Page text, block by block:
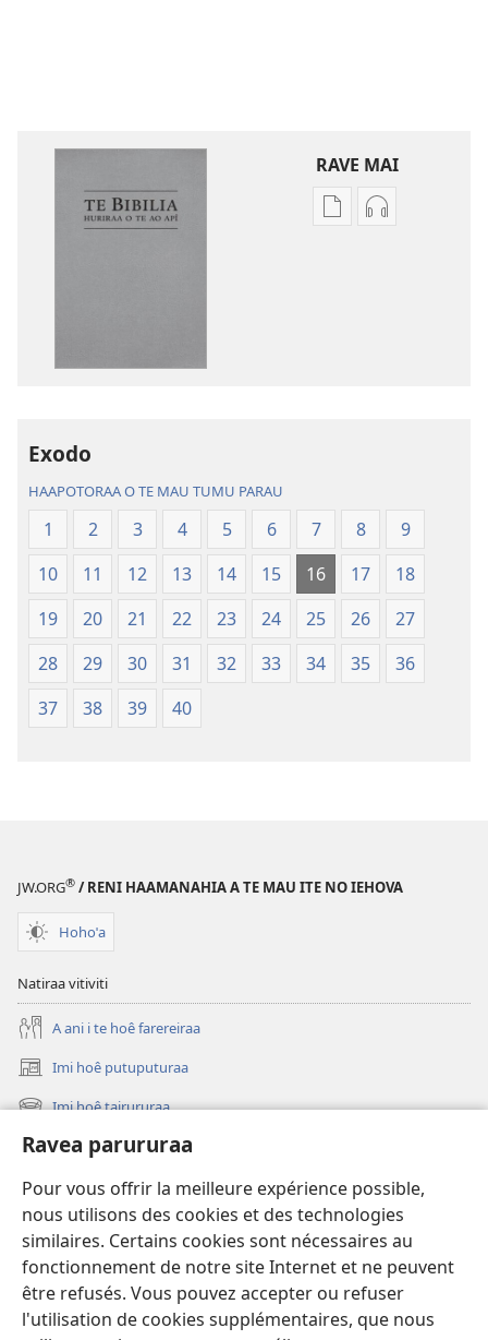
Ravea parururaa
Pour vous offrir la meilleure expérience possible,
nous utilisons des cookies et des technologies
similaires. Certains cookies sont nécessaires au
fonctionnement de notre site Internet et ne peuvent
être refusés. Vous pouvez accepter ou refuser
l'utilisation de cookies supplémentaires, que nous
RAVE MAI
No
o
ao
apî
No
Te
Bibilia,
Huriraa
ao
apî
Exodo
HAAPOTORAA O TE MAU TUMU PARAU
1 2 3 4 5 6 7 8
9
10
11 12 13 14 15 16 17
18
19
20 21 22 23 24 25 26
27
28
29 30 31 32 33 34 35
36
37
38 39 40
JW.ORG® / RENI HAAMANAHIA A TE MAU ITE NO IEHOVA
Hohoˈa
Natiraa vitiviti
A ani i te hoê farereiraa
Imi hoê putuputuraa
(opens
new Imi hoê tairururaa
(opens
new
window)
Eaha te mea apî
Video
Maimiraa
Te mau ô
(opens
new
window)